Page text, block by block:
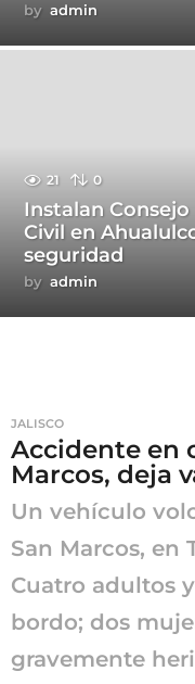
by admin
21 0
Instalan
Civil en
seguridad
by admin
JALISCO
Accidente en
Marcos, deja
Un vehículo
San Marcos, en
Cuatro adultos
bordo; dos
gravemente